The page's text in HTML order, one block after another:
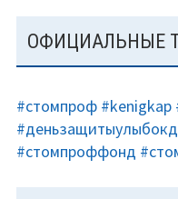
ОСНОВНАЯ
ПАНЕЛЬ
ОФИЦИАЛЬНЫЕ
#стомпроф #kenigkap
#стомпроффонд